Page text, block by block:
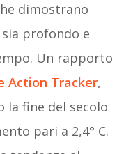
dimostrano
profondo e
Un rapporto
Action Tracker,
la fine del secolo
pari a 2,4° C.